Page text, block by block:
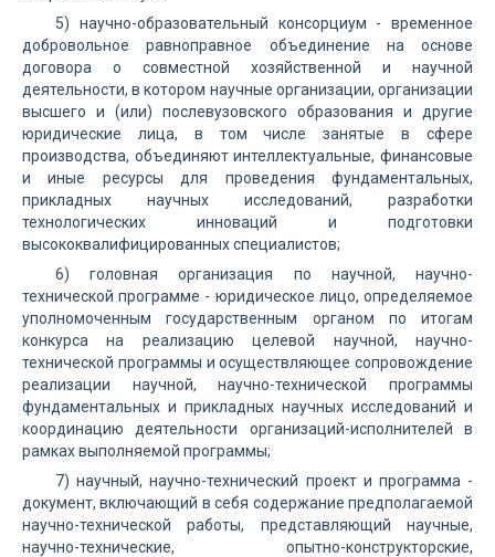
5) научно-образовательный консорциум - временное
добровольное равноправное объединение на основе
договора о совместной хозяйственной и научной
деятельности, в котором научные организации, организации
высшего и (или) послевузовского образования и другие
юридические лица, в том числе занятые в сфере
производства, объединяют интеллектуальные, финансовые
и иные ресурсы для проведения фундаментальных,
прикладных научных исследований, разработки
технологических инноваций и подготовки
высококвалифицированных специалистов;
6) головная организация по научной, научно-
технической программе - юридическое лицо, определяемое
уполномоченным государственным органом по итогам
конкурса на реализацию целевой научной, научно-
технической программы и осуществляющее сопровождение
реализации научной, научно-технической программы
фундаментальных и прикладных научных исследований и
координацию деятельности организаций-исполнителей в
рамках выполняемой программы;
7) научный, научно-технический проект и программа -
документ, включающий в себя содержание предполагаемой
научно-технической работы, представляющий научные,
научно-технические, опытно-конструкторские,